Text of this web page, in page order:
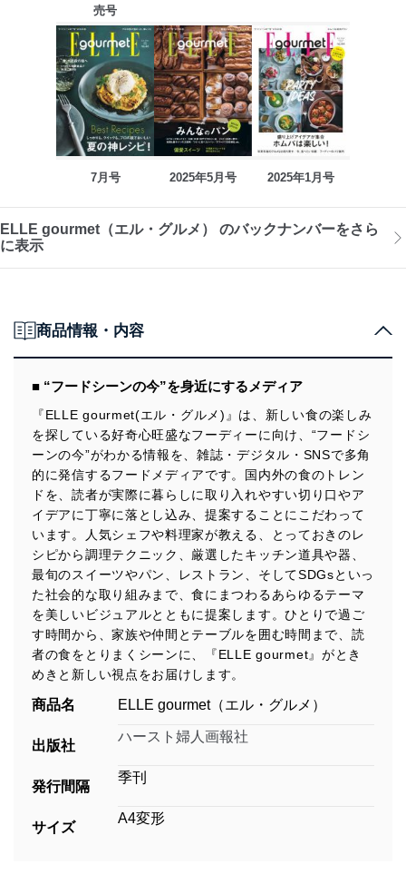
売号
7月号 2025年5月号 2025年1月号
ELLE gourmet（エル・グルメ） のバックナンバーをさら
に表示
商品情報・内容
■ “フードシーンの今”を身近にするメディア
『ELLE gourmet(エル・グルメ)』は、新しい食の楽しみ
を探している好奇心旺盛なフーディーに向け、“フードシ
ーンの今”がわかる情報を、雑誌・デジタル・SNSで多角
的に発信するフードメディアです。国内外の食のトレン
ドを、読者が実際に暮らしに取り入れやすい切り口やア
イデアに丁寧に落とし込み、提案することにこだわって
います。人気シェフや料理家が教える、とっておきのレ
シピから調理テクニック、厳選したキッチン道具や器、
最旬のスイーツやパン、レストラン、そしてSDGsといっ
た社会的な取り組みまで、食にまつわるあらゆるテーマ
を美しいビジュアルとともに提案します。ひとりで過ご
す時間から、家族や仲間とテーブルを囲む時間まで、読
者の食をとりまくシーンに、『ELLE gourmet』がとき
めきと新しい視点をお届けします。
商品名 ELLE gourmet（エル・グルメ）
出版社
ハースト婦人画報社
発行間隔
季刊
サイズ
A4変形